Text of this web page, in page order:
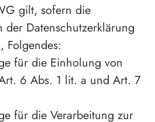
gilt, sofern die
der Datenschutzerklärung
Folgendes:
für die Einholung von
6 Abs. 1 lit. a und Art. 7
für die Verarbeitung zur